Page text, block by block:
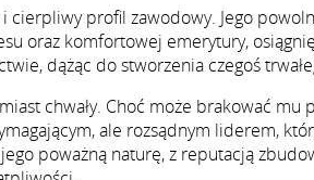
cierpliwy profil zawodowy. Jego
oraz komfortowej emerytury,
dążąc do stworzenia czegoś
chwały. Choć może brakować mu
ale rozsądnym liderem,
poważną naturę, z reputacją